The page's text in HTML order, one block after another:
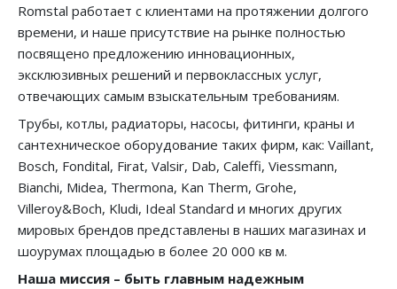
Romstal работает с клиентами на протяжении долгого
времени, и наше присутствие на рынке полностью
посвящено предложению инновационных,
эксклюзивных решений и первоклассных услуг,
отвечающих самым взыскательным требованиям.
Трубы, котлы, радиаторы, насосы, фитинги, краны и
сантехническое оборудование таких фирм, как: Vaillant,
Bosch, Fondital, Firat, Valsir, Dab, Caleffi, Viessmann,
Bianchi, Midea, Thermona, Kan Therm, Grohe,
Villeroy&Boch, Kludi, Ideal Standard и многих других
мировых брендов представлены в наших магазинах и
шоурумах площадью в более 20 000 кв м.
Наша миссия – быть главным надежным